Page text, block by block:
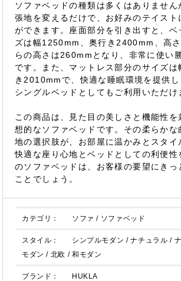
ソファベッドの種類は多くはありません
張地を変えるだけで、お好みのテイスト
ができます。座面部分を引き出すと、ベ
ズは幅1250mm、奥行き2400mm、高
らの高さは260mmとなり、非常に使い
です。また、マットレス部分のサイズ
き2010mmで、快適な睡眠環境を提供
シングルベッドとしてもご利用いただけ
この商品は、見た目の美しさと機能性を
想的なソファベッドです。その柔らかな
地の選択肢が、お部屋に温かみとスタイ
快適な座り心地とベッドとしての利便性
のソファベッドは、お客様の要望にきっ
ことでしょう。
カテゴリ： ソファ / ソファベッド
スタイル： シンプルモダン /ナチュラル /
モダン / 北欧 /和モダン
ブランド： HUKLA